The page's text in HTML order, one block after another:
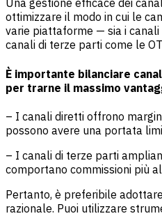
Una gestione efficace dei
ottimizzare il modo in cui le
varie piattaforme — sia i
canali di terze parti come le
È importante bilanciare
per trarne il massimo
– I canali diretti offrono
possono avere una portata
– I canali di terze parti
comportano commissioni più
Pertanto, è preferibile
razionale. Puoi utilizzare